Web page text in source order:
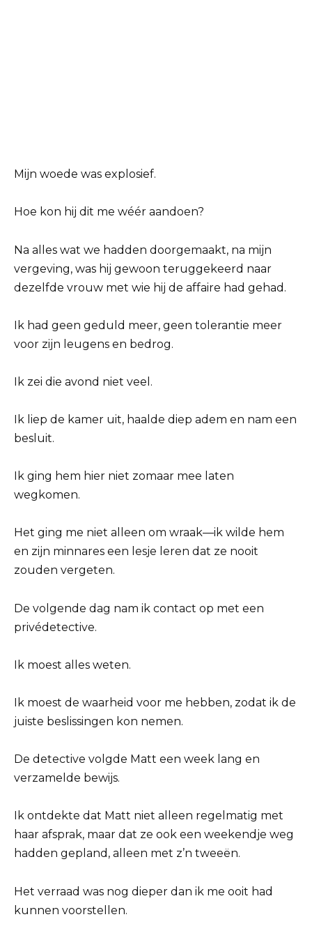
Mijn woede was explosief.
Hoe kon hij dit me wéér aandoen?
Na alles wat we hadden doorgemaakt, na mijn
vergeving, was hij gewoon teruggekeerd naar
dezelfde vrouw met wie hij de affaire had gehad.
Ik had geen geduld meer, geen tolerantie meer
voor zijn leugens en bedrog.
Ik zei die avond niet veel.
Ik liep de kamer uit, haalde diep adem en nam een
besluit.
Ik ging hem hier niet zomaar mee laten
wegkomen.
Het ging me niet alleen om wraak—ik wilde hem
en zijn minnares een lesje leren dat ze nooit
zouden vergeten.
De volgende dag nam ik contact op met een
privédetective.
Ik moest alles weten.
Ik moest de waarheid voor me hebben, zodat ik de
juiste beslissingen kon nemen.
De detective volgde Matt een week lang en
verzamelde bewijs.
Ik ontdekte dat Matt niet alleen regelmatig met
haar afsprak, maar dat ze ook een weekendje weg
hadden gepland, alleen met z’n tweeën.
Het verraad was nog dieper dan ik me ooit had
kunnen voorstellen.